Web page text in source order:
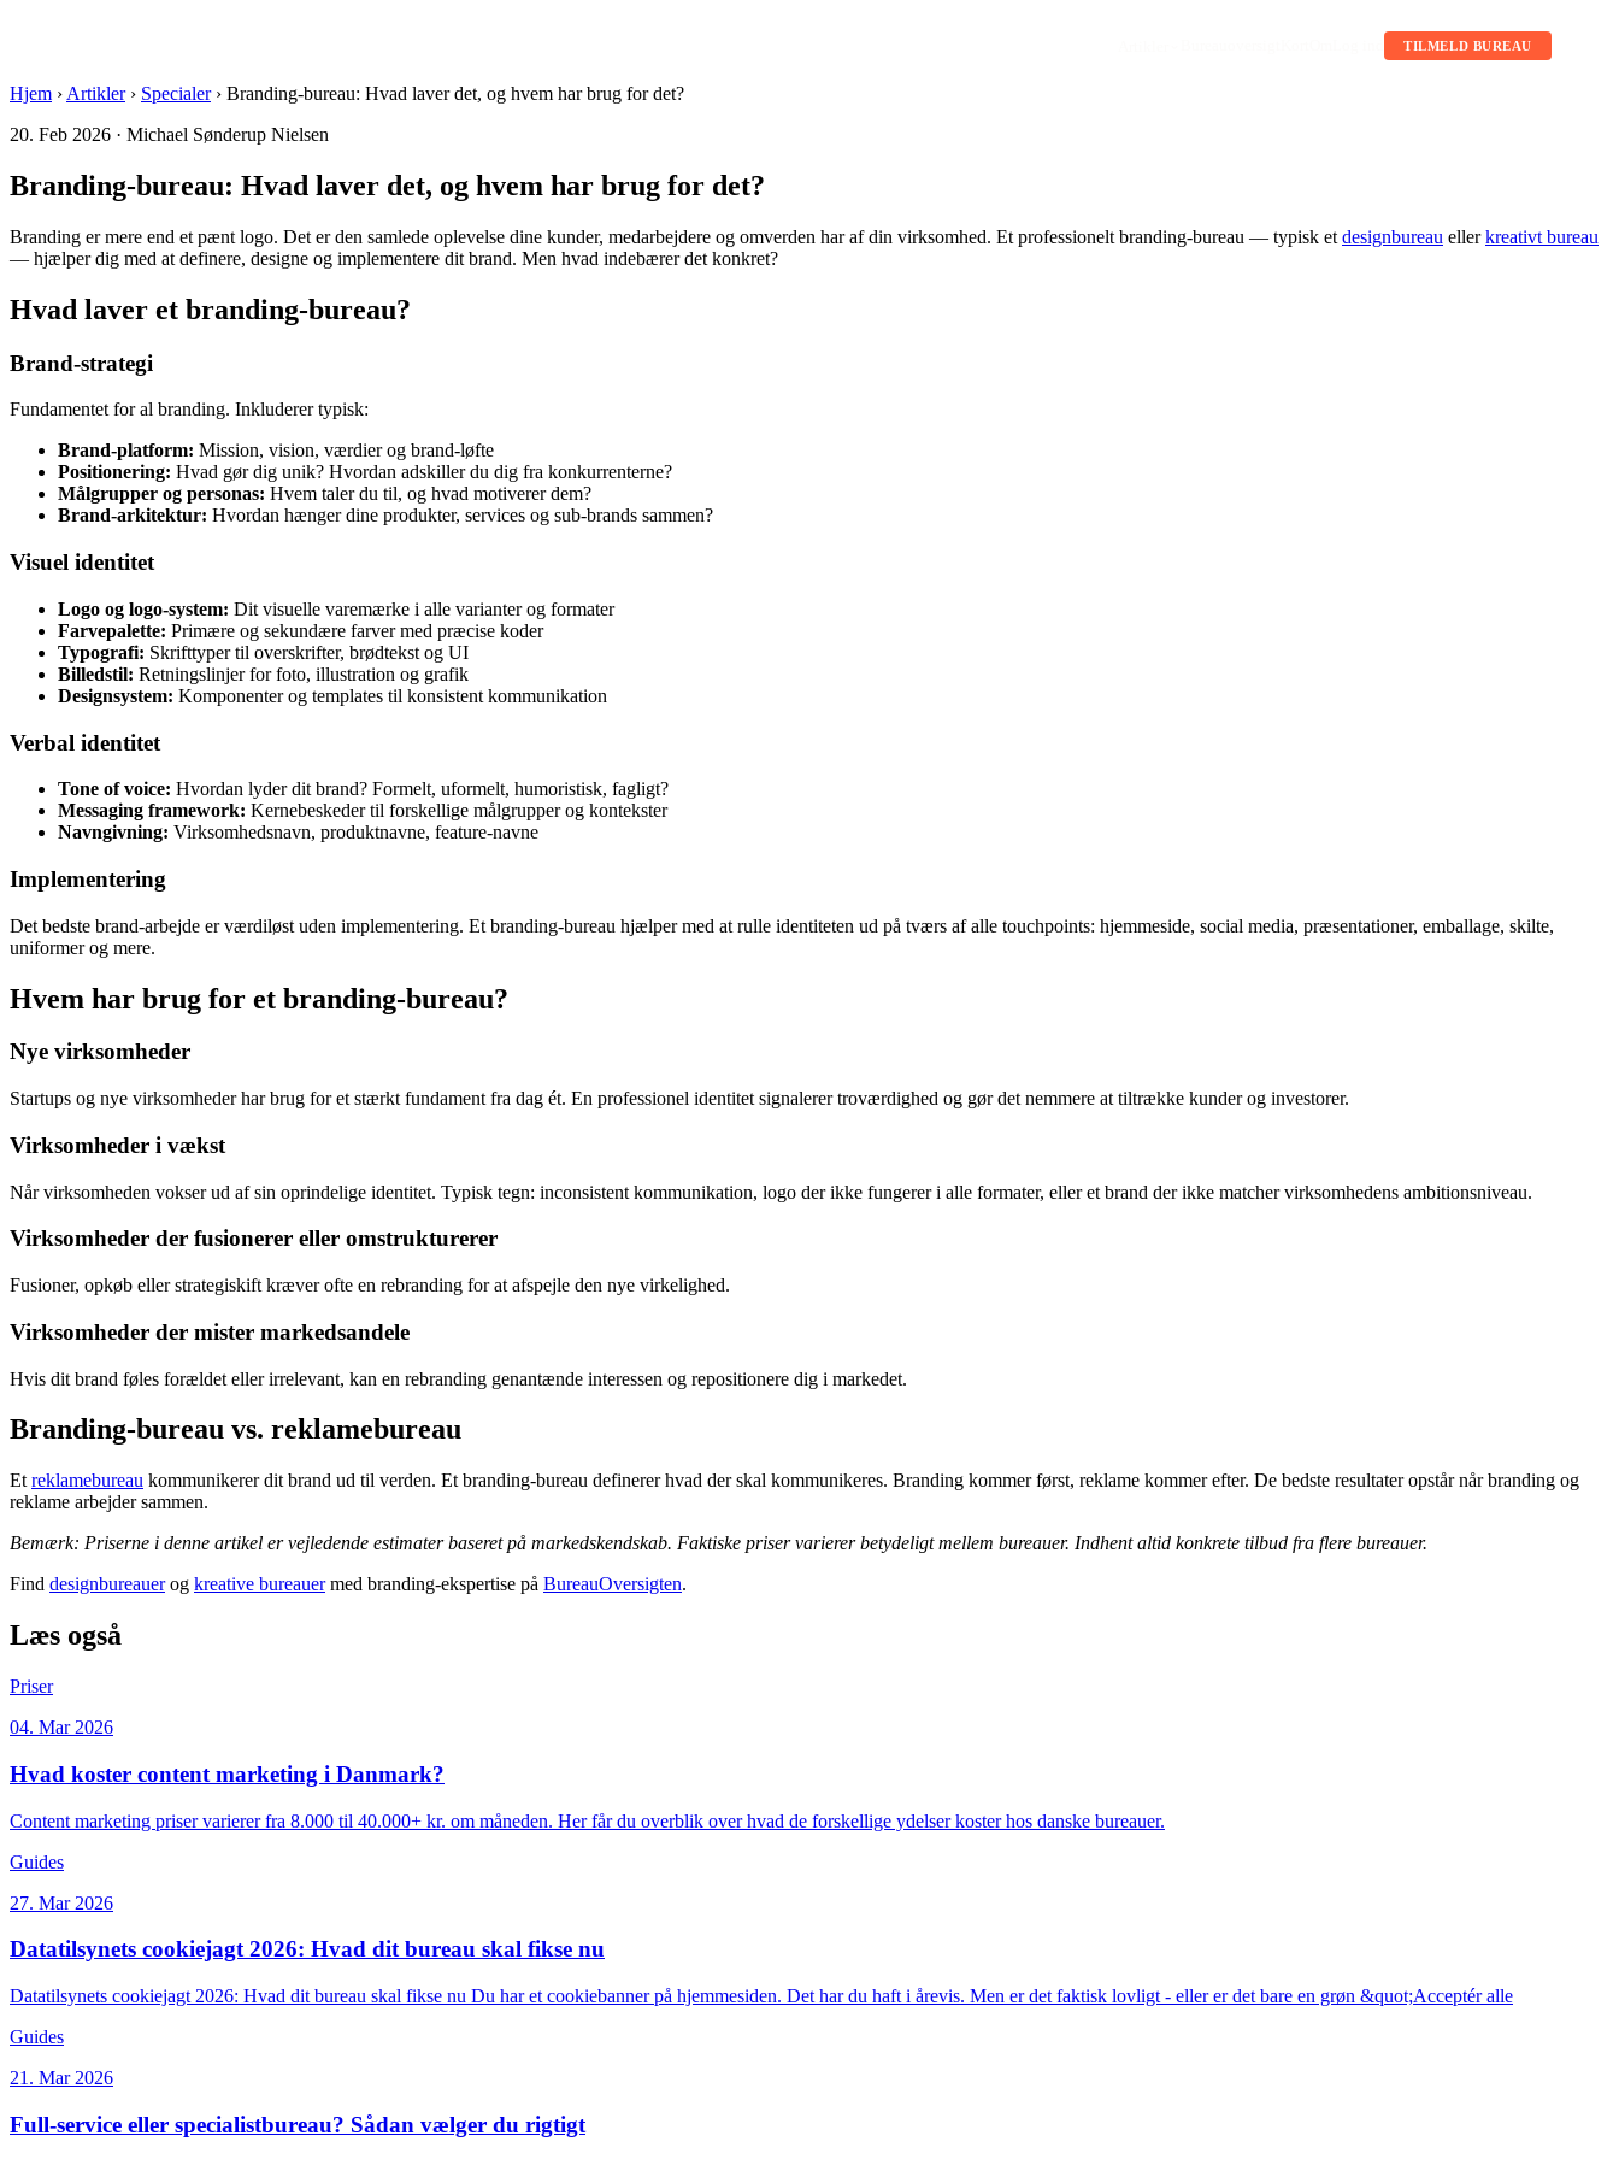
TILMELD BUREAU
Hjem › Artikler › Specialer › Branding-bureau: Hvad laver det, og hvem har brug for det?
20. Feb 2026 · Michael Sønderup Nielsen
Branding-bureau: Hvad laver det, og hvem har brug for det?
Branding er mere end et pænt logo. Det er den samlede oplevelse dine kunder, medarbejdere og omverden har af din virksomhed. Et professionelt branding-bureau — typisk et designbureau ellerkreativt bureau
— hjælper dig med at definere, designe og implementere dit brand. Men hvad indebærer det konkret?
Hvad laver et branding-bureau?
Brand-strategi
Fundamentet for al branding. Inkluderer typisk:
Brand-platform: Mission, vision, værdier og brand-løfte
Positionering: Hvad gør dig unik? Hvordan adskiller du dig fra konkurrenterne?
Målgrupper og personas: Hvem taler du til, og hvad motiverer dem?
Brand-arkitektur: Hvordan hænger dine produkter, services og sub-brands sammen?
Visuel identitet
Logo og logo-system: Dit visuelle varemærke i alle varianter og formater
Farvepalette: Primære og sekundære farver med præcise koder
Typografi: Skrifttyper til overskrifter, brødtekst og UI
Billedstil: Retningslinjer for foto, illustration og grafik
Designsystem: Komponenter og templates til konsistent kommunikation
Verbal identitet
Tone of voice: Hvordan lyder dit brand? Formelt, uformelt, humoristisk, fagligt?
Messaging framework: Kernebeskeder til forskellige målgrupper og kontekster
Navngivning: Virksomhedsnavn, produktnavne, feature-navne
Implementering
Det bedste brand-arbejde er værdiløst uden implementering. Et branding-bureau hjælper med at rulle identiteten ud på tværs af alle touchpoints: hjemmeside, social media, præsentationer, emballage, skilte,
uniformer og mere.
Hvem har brug for et branding-bureau?
Nye virksomheder
Startups og nye virksomheder har brug for et stærkt fundament fra dag ét. En professionel identitet signalerer troværdighed og gør det nemmere at tiltrække kunder og investorer.
Virksomheder i vækst
Når virksomheden vokser ud af sin oprindelige identitet. Typisk tegn: inconsistent kommunikation, logo der ikke fungerer i alle formater, eller et brand der ikke matcher virksomhedens ambitionsniveau.
Virksomheder der fusionerer eller omstrukturerer
Fusioner, opkøb eller strategiskift kræver ofte en rebranding for at afspejle den nye virkelighed.
Virksomheder der mister markedsandele
Hvis dit brand føles forældet eller irrelevant, kan en rebranding genantænde interessen og repositionere dig i markedet.
Branding-bureau vs. reklamebureau
Et reklamebureau kommunikerer dit brand ud til verden. Et branding-bureau definerer hvad der skal kommunikeres. Branding kommer først, reklame kommer efter. De bedste resultater opstår når branding og
reklame arbejder sammen.
Bemærk: Priserne i denne artikel er vejledende estimater baseret på markedskendskab. Faktiske priser varierer betydeligt mellem bureauer. Indhent altid konkrete tilbud fra flere bureauer.
Find designbureauerog kreative bureauermed branding-ekspertise på BureauOversigten.
Læs også
Priser
04. Mar 2026
Hvad koster content marketing i Danmark?
Content marketing priser varierer fra 8.000 til 40.000+ kr. om måneden. Her får du overblik over hvad de forskellige ydelser koster hos danske bureauer.
Guides
27. Mar 2026
Datatilsynets cookiejagt 2026: Hvad dit bureau skal fikse nu
Datatilsynets cookiejagt 2026: Hvad dit bureau skal fikse nu Du har et cookiebanner på hjemmesiden. Det har du haft i årevis. Men er det faktisk lovligt - eller er det bare en grøn &quot;Acceptér alle
Guides
21. Mar 2026
Full-service eller specialistbureau? Sådan vælger du rigtigt